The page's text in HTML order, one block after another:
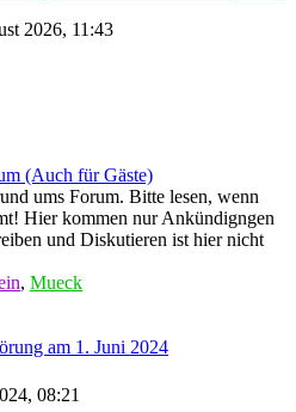
2026, 11:43
(Auch für Gäste)
ums Forum. Bitte lesen, wenn
Hier kommen nur Ankündigngen
und Diskutieren ist hier nicht
, Mueck
am 1. Juni 2024
08:21